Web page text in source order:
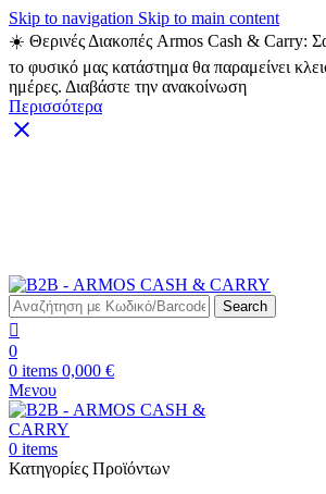
Skip to navigation Skip to main content
☀️ Θερινές Διακοπές Armos Cash & Carry:
το φυσικό μας κατάστημα θα παραμείνει
ημέρες. Διαβάστε την ανακοίνωση
Περισσότερα
Search
0
0 items 0,000 €
Μενου
0 items
Κατηγορίες Προϊόντων